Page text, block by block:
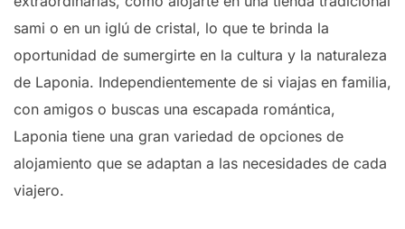
sami o en un iglú de cristal, lo que te brinda la
oportunidad de sumergirte en la cultura y la naturaleza
de Laponia. Independientemente de si viajas en familia,
con amigos o buscas una escapada romántica,
Laponia tiene una gran variedad de opciones de
alojamiento que se adaptan a las necesidades de cada
viajero.